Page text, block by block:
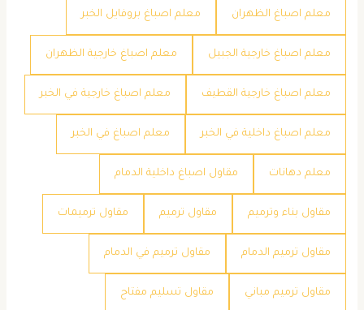
معلم اصباغ الظهران معلم اصباغ بروفايل الخبر
معلم اصباغ خارجية الجبيل معلم اصباغ خارجية الظهران
معلم اصباغ خارجية القطيف معلم اصباغ خارجية في الخبر
معلم اصباغ داخلية في الخبر معلم اصباغ في الخبر
معلم دهانات مقاول اصباغ داخلية الدمام
مقاول بناء وترميم مقاول ترميم مقاول ترميمات
مقاول ترميم الدمام مقاول ترميم في الدمام
مقاول ترميم مباني مقاول تسليم مفتاح